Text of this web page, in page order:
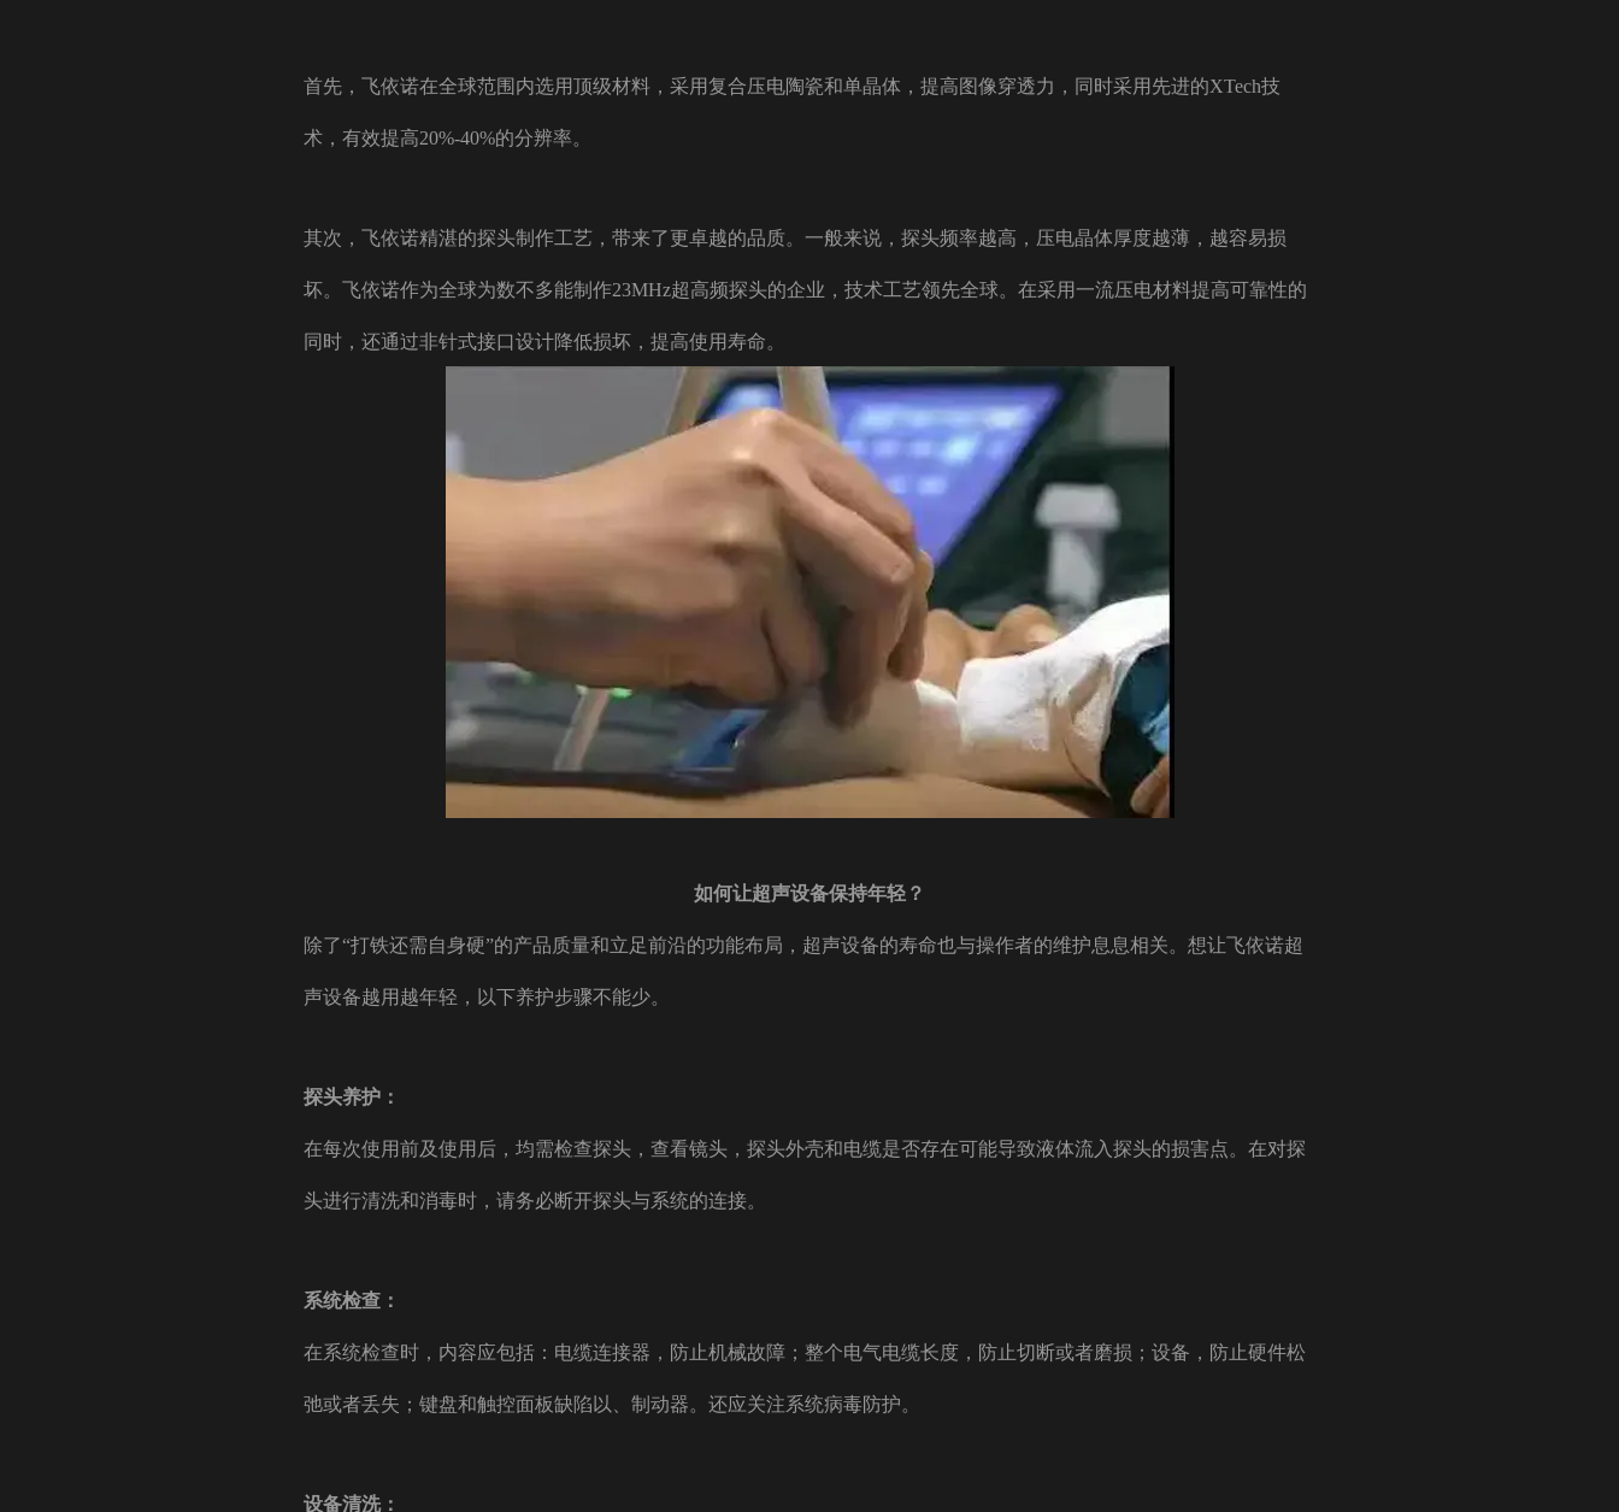
首先，飞依诺在全球范围内选用顶级材料，采用复合压电陶瓷和单晶体，提高图像穿透力，同时采用先进的XTech技
术，有效提高20%-40%的分辨率。
其次，飞依诺精湛的探头制作工艺，带来了更卓越的品质。一般来说，探头频率越高，压电晶体厚度越薄，越容易损
坏。飞依诺作为全球为数不多能制作23MHz超高频探头的企业，技术工艺领先全球。在采用一流压电材料提高可靠性的
同时，还通过非针式接口设计降低损坏，提高使用寿命。
如何让超声设备保持年轻？
除了“打铁还需自身硬”的产品质量和立足前沿的功能布局，超声设备的寿命也与操作者的维护息息相关。想让飞依诺超
声设备越用越年轻，以下养护步骤不能少。
探头养护：
在每次使用前及使用后，均需检查探头，查看镜头，探头外壳和电缆是否存在可能导致液体流入探头的损害点。在对探
头进行清洗和消毒时，请务必断开探头与系统的连接。
系统检查：
在系统检查时，内容应包括：电缆连接器，防止机械故障；整个电气电缆长度，防止切断或者磨损；设备，防止硬件松
弛或者丢失；键盘和触控面板缺陷以、制动器。还应关注系统病毒防护。
设备清洗：